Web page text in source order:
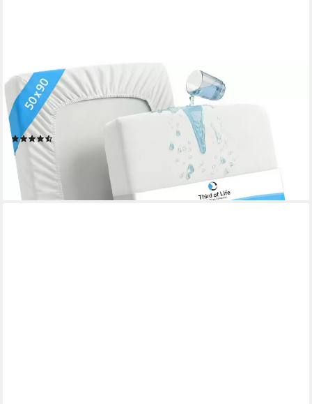
THIRD OF LIFE
Matratzenschoner Atmungsaktive Matratzenauflage LISA 100%
Wasserdichter Matratzenschutz, Matratzen-Topper mit
Seitenwänden
(18)
ab 19,95 € 24,95 €
-20%
lieferbar - in 2-3 Werktagen bei dir